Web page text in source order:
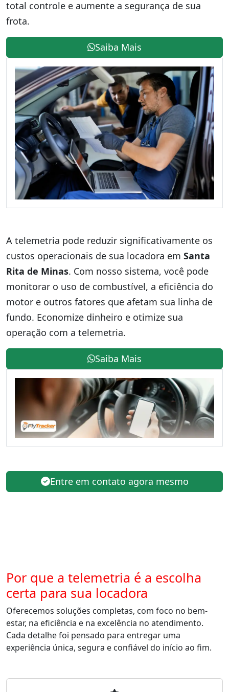
total controle e aumente a segurança de sua
frota.
Saiba Mais
A telemetria pode reduzir significativamente os
custos operacionais de sua locadora em Santa
Rita de Minas. Com nosso sistema, você pode
monitorar o uso de combustível, a eficiência do
motor e outros fatores que afetam sua linha de
fundo. Economize dinheiro e otimize sua
operação com a telemetria.
Saiba Mais
Entre em contato agora mesmo
Por que a telemetria é a escolha
certa para sua locadora
Oferecemos soluções completas, com foco no bem-
estar, na eficiência e na excelência no atendimento.
Cada detalhe foi pensado para entregar uma
experiência única, segura e confiável do início ao fim.